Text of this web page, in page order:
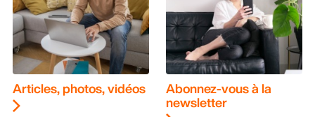
Articles, photos, vidéos Abonnez-vous à la
newsletter